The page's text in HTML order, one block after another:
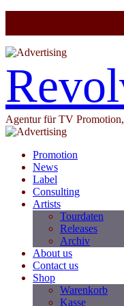
Agentur für TV
Promotion
News
Label
Consulting
Artists
Tourdaten
Releases
Archiv
About us
Contact us
Shop
Warenkorb
Kasse